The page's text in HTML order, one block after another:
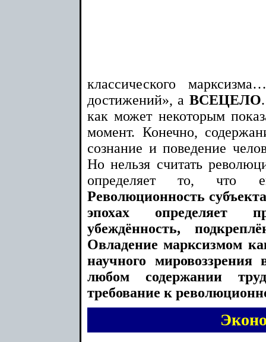
классического
достижений», а ВСЕЦЕЛО
как может некоторым
момент. Конечно,
сознание и поведение
Но нельзя считать
определяет то, что
Революционность
эпохах определяет
убеждённость,
Овладение марксизмом
научного
любом содержании
требование к